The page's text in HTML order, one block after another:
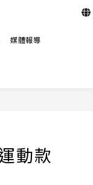
媒體報導
動款